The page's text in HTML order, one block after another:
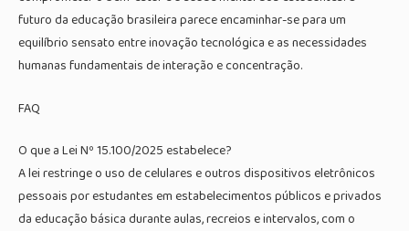
futuro da educação brasileira parece encaminhar-se para um
equilíbrio sensato entre inovação tecnológica e as necessidades
humanas fundamentais de interação e concentração.
FAQ
O que a Lei Nº 15.100/2025 estabelece?
A lei restringe o uso de celulares e outros dispositivos eletrônicos
pessoais por estudantes em estabelecimentos públicos e privados
da educação básica durante aulas, recreios e intervalos, com o